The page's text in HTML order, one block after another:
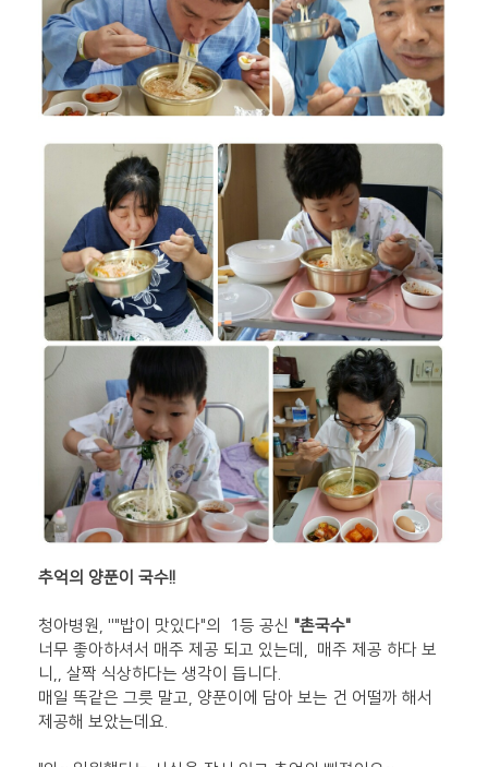
추억의 양푼이 국수!!
청아병원, ''"밥이 맛있다"의 1등 공신 "촌국수"
너무 좋아하셔서 매주 제공 되고 있는데, 매주 제공 하다 보
니,, 살짝 식상하다는 생각이 듭니다.
매일 똑같은 그릇 말고, 양푼이에 담아 보는 건 어떨까 해서
제공해 보았는데요.